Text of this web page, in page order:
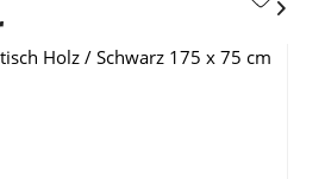
Holz / Schwarz 175 x 75 cm